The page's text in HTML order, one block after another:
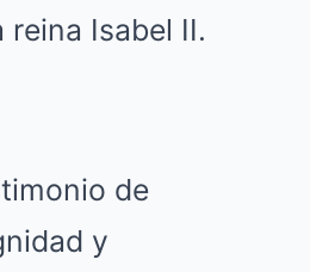
Isabel II.
de
y